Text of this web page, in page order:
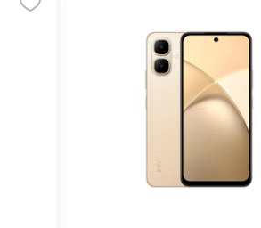
navegación web, redes sociales y
de buena iluminación.
diario.